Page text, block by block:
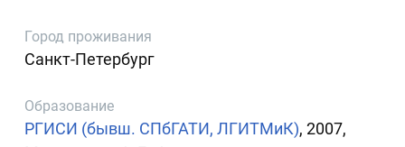
Город проживания
Санкт-Петербург
Образование
РГИСИ (бывш. СПбГАТИ, ЛГИТМиК), 2007,